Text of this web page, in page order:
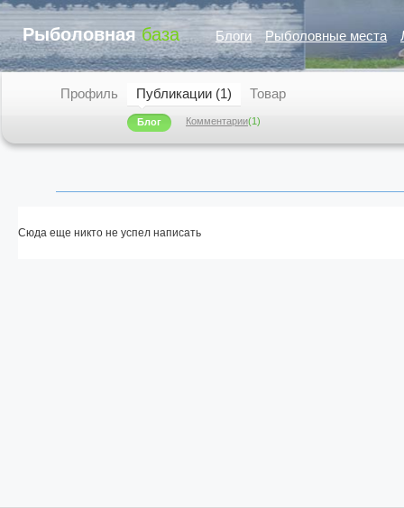
Рыболовная база Блоги Рыболовные места
Профиль Публикации (1)
Блог Комментарии(1)
Товар
Сюда еще никто не успел написать